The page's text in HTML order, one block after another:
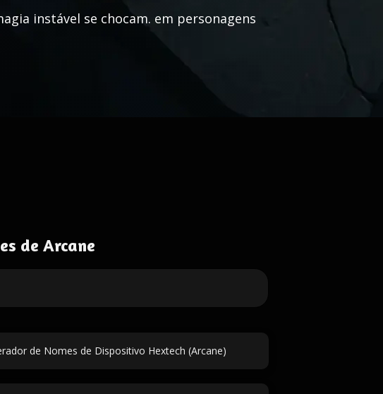
instável se chocam. em personagens
de Arcane
de Nomes de Dispositivo Hextech (Arcane)